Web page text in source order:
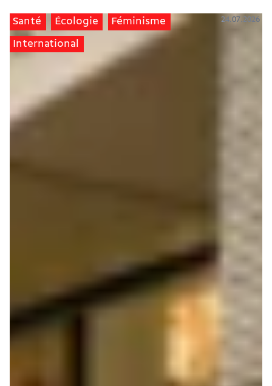
Santé Écologie Féminisme
International
24.07.2026